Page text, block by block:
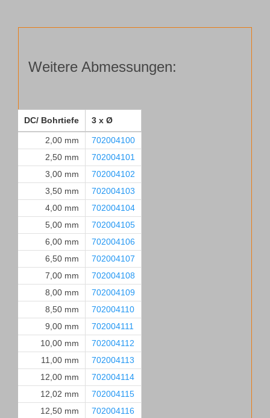
Weitere Abmessungen:
DC/ Bohrtiefe 3 x Ø
2,00 mm
702004100
2,50 mm
702004101
3,00 mm
702004102
3,50 mm
702004103
4,00 mm
702004104
5,00 mm
702004105
6,00 mm
702004106
6,50 mm
702004107
7,00 mm
702004108
8,00 mm
702004109
8,50 mm
702004110
9,00 mm
702004111
10,00 mm
702004112
11,00 mm
702004113
12,00 mm
702004114
12,02 mm
702004115
12,50 mm
702004116